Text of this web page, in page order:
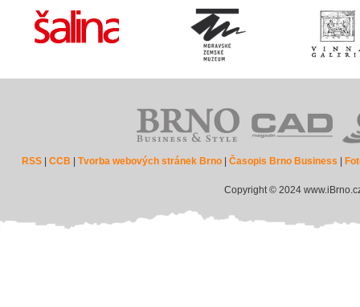
RSS |CCB |Tvorba webových stránek Brno |Časopis Brno Business
Copyright © 2024